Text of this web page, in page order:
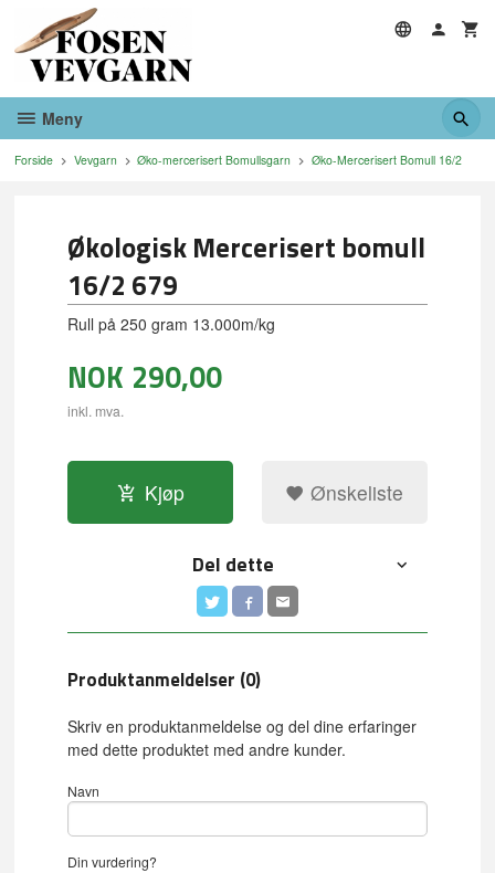
innholdet
Meny
Forside Vevgarn Øko-mercerisert Bomullsgarn Øko-Mercerisert Bomull 16/2
Økologisk Mercerisert bomull
16/2 679
Rull på 250 gram 13.000m/kg
NOK 290,00
inkl. mva.
Kjøp Ønskeliste
Del dette
Produktanmeldelser (0)
Skriv en produktanmeldelse og del dine erfaringer
med dette produktet med andre kunder.
Navn
Din vurdering?